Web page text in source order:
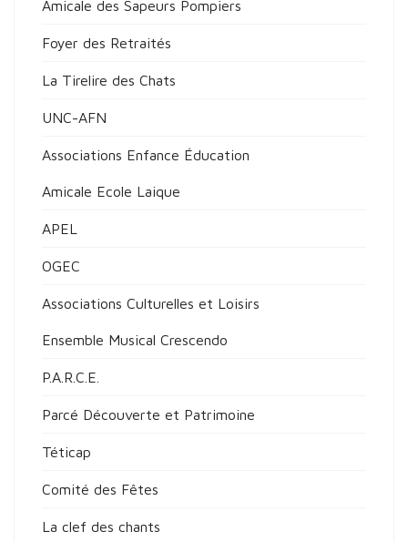
Amicale des Sapeurs Pompiers
Foyer des Retraités
La Tirelire des Chats
UNC-AFN
Associations Enfance Éducation
Amicale Ecole Laique
APEL
OGEC
Associations Culturelles et Loisirs
Ensemble Musical Crescendo
P.A.R.C.E.
Parcé Découverte et Patrimoine
Téticap
Comité des Fêtes
La clef des chants